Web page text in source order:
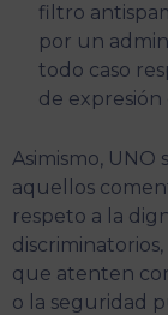
filtro
por un
todo caso
de expresión
Asimismo,
aquellos
respeto a la
que atenten
o la seguridad